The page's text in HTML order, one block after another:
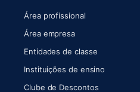
Área profissional
Área empresa
Entidades de classe
Instituições de ensino
Clube de Descontos